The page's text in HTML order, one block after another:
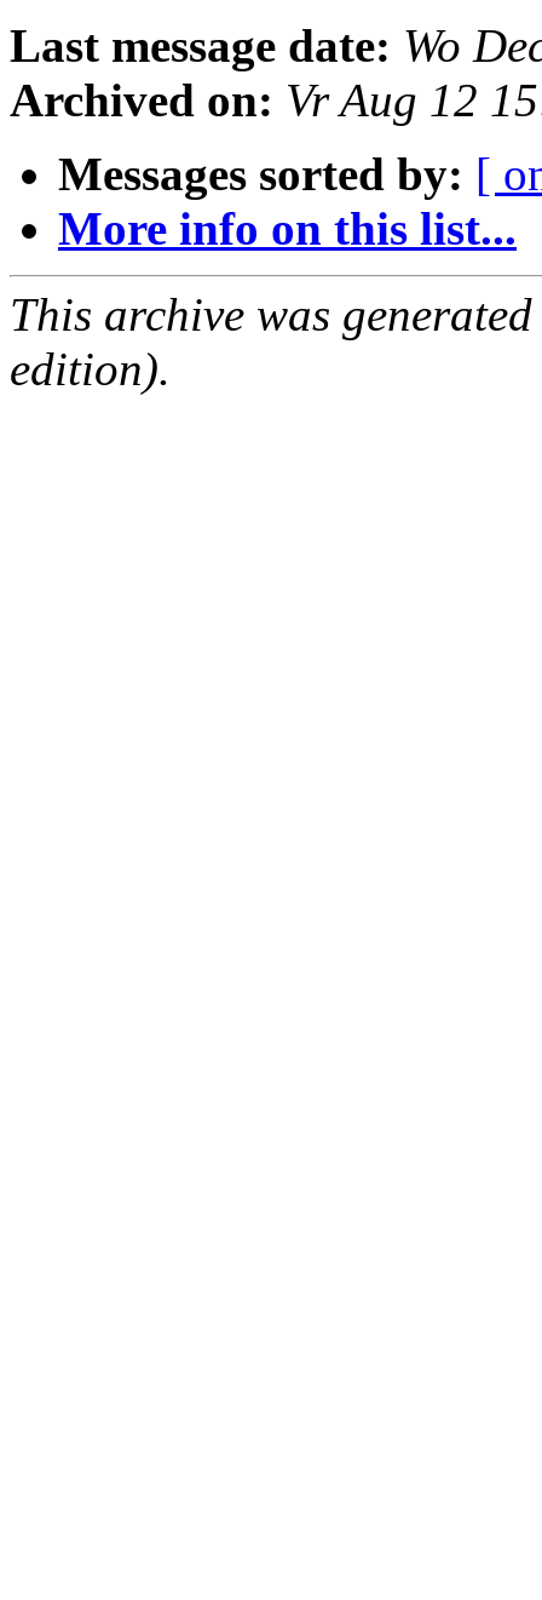
Last message date: Wo
Archived on: Vr Aug 12
Messages sorted by: [
More info on this list...
This archive was
edition).